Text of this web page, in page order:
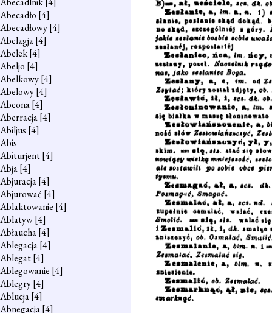
Abecadło [4]
Abecadłowy[4]
Abelagja[4]
Abelek[4]
Abeljo [4]
Abelkowy[4]
Abelowy[4]
Abeona[4]
Aberracja[4]
Abiljus [4]
Abis
Abiturjent[4]
Abja[4]
Abjuracja[4]
Abjurować [4]
Ablaktowanie [4]
Ablatyw[4]
Abłaucha[4]
Ablegacja[4]
Ablegat[4]
Ablegowanie [4]
Ablegry[4]
Ablucja[4]
Abnegacja[4]